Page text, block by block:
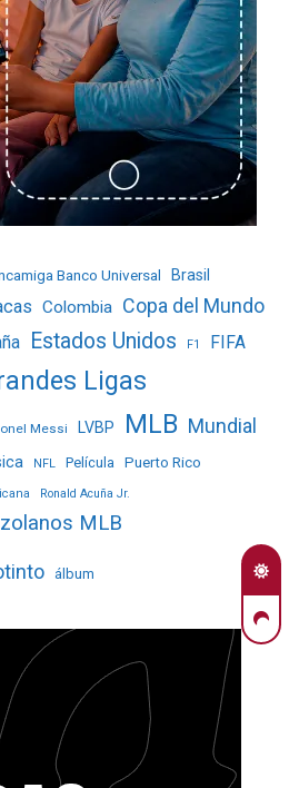
Banco Universal Brasil
Colombia Copa del Mundo
Estados Unidos F1 FIFA
Ligas
Messi LVBP MLB Mundial
NFL Película Puerto Rico
Ronald Acuña Jr.
MLB
álbum